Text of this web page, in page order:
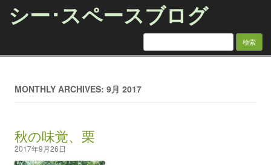
シー･スペースブログ
検索:
MONTHLY ARCHIVES: 9月 2017
秋の味覚、栗
2017年9月26日